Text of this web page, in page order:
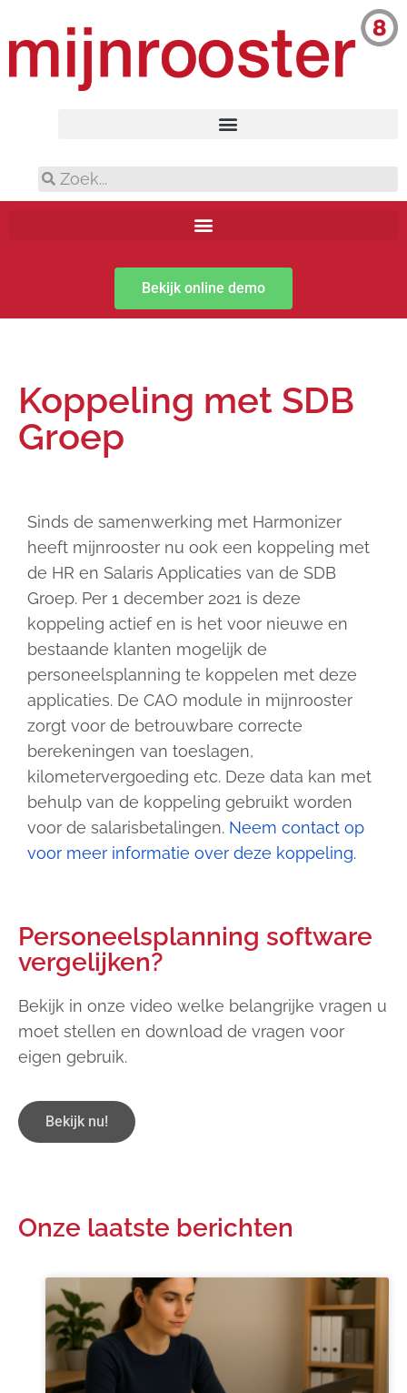
Bekijk online demo
Koppeling met SDB
Groep
Sinds de samenwerking met Harmonizer
heeft mijnrooster nu ook een koppeling met
de HR en Salaris Applicaties van de SDB
Groep. Per 1 december 2021 is deze
koppeling actief en is het voor nieuwe en
bestaande klanten mogelijk de
personeelsplanning te koppelen met deze
applicaties. De CAO module in mijnrooster
zorgt voor de betrouwbare correcte
berekeningen van toeslagen,
kilometervergoeding etc. Deze data kan met
behulp van de koppeling gebruikt worden
voor de salarisbetalingen. Neem contact op
voor meer informatie over deze koppeling.
Personeelsplanning software
vergelijken?
Bekijk in onze video welke belangrijke vragen u
moet stellen en download de vragen voor
eigen gebruik.
Bekijk nu!
Onze laatste berichten